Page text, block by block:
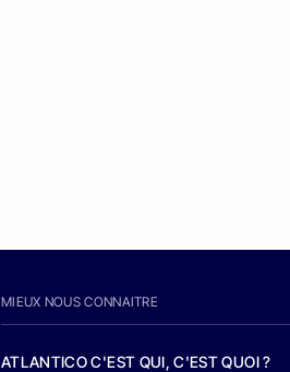
MIEUX NOUS CONNAITRE
ATLANTICO C'EST QUI, C'EST QUOI ?